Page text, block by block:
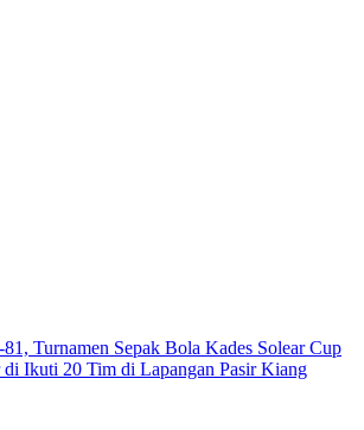
Turnamen Sepak Bola Kades Solear Cup
Ikuti 20 Tim di Lapangan Pasir Kiang